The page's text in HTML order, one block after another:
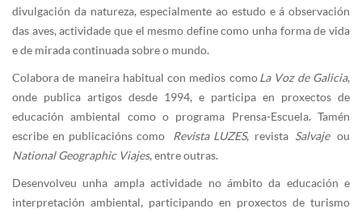
divulgación da natureza, especialmente ao estudo e á observación
das aves, actividade que el mesmo define como unha forma de vida
e de mirada continuada sobre o mundo.
Colabora de maneira habitual con medios comoLa Voz de Galicia,
onde publica artigos desde 1994, e participa en proxectos de
educación ambiental como o programa Prensa-Escuela. Tamén
escribe en publicacións como Revista LUZES, revista Salvaje ou
National Geographic Viajes, entre outras.
Desenvolveu unha ampla actividade no ámbito da educación e
interpretación ambiental, participando en proxectos de turismo